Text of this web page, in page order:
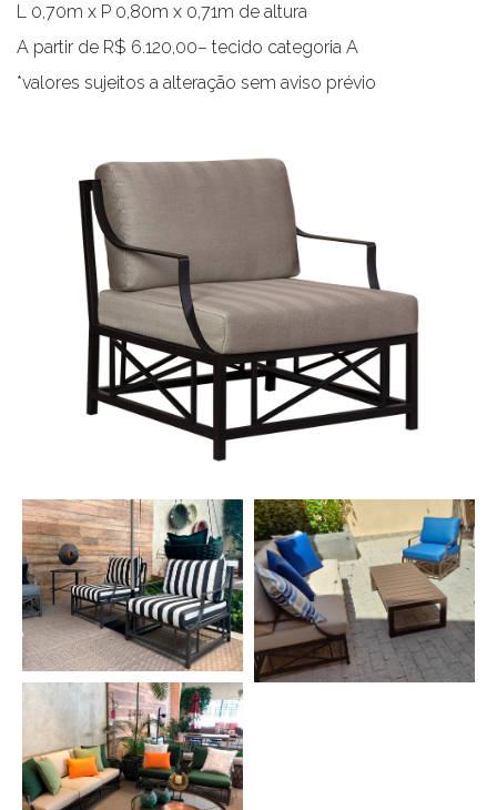
Cadeiras com braço
Cadeiras sem braço
Chaises
Puffs
Sofás
L 0,70m x P 0,80m x 0,71m de altura
A partir de R$ 6.120,00– tecido categoria A
*valores sujeitos a alteração sem aviso prévio